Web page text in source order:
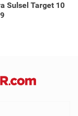
Sulsel Target 10